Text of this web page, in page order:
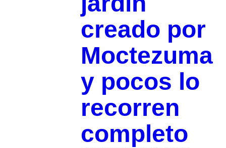
creado por
Moctezuma
y pocos lo
recorren
completo